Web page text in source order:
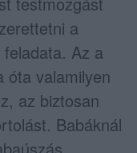
a
Az a
óta valamilyen
az biztosan
Babáknál